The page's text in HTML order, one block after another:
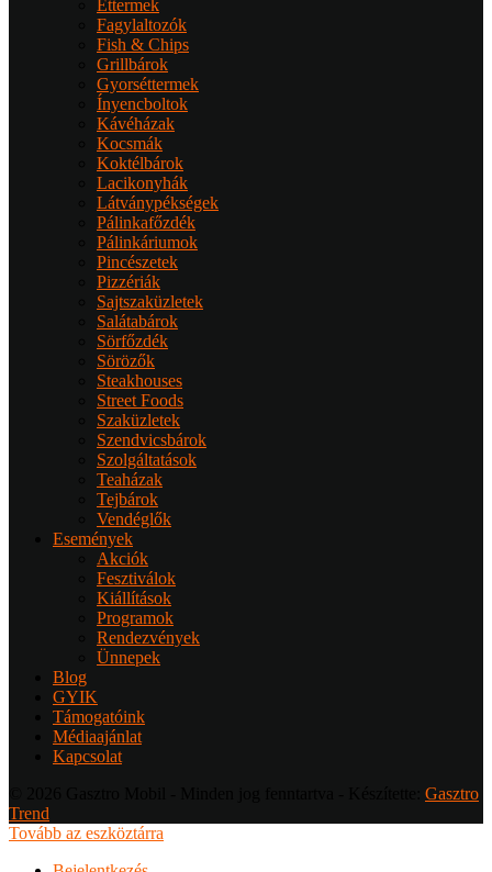
Éttermek
Fagylaltozók
Fish & Chips
Grillbárok
Gyorséttermek
Ínyencboltok
Kávéházak
Kocsmák
Koktélbárok
Lacikonyhák
Látványpékségek
Pálinkafőzdék
Pálinkáriumok
Pincészetek
Pizzériák
Sajtszaküzletek
Salátabárok
Sörfőzdék
Sörözők
Steakhouses
Street Foods
Szaküzletek
Szendvicsbárok
Szolgáltatások
Teaházak
Tejbárok
Vendéglők
Események
Akciók
Fesztiválok
Kiállítások
Programok
Rendezvények
Ünnepek
Blog
GYIK
Támogatóink
Médiaajánlat
Kapcsolat
Gasztro
Trend
Tovább az eszköztárra